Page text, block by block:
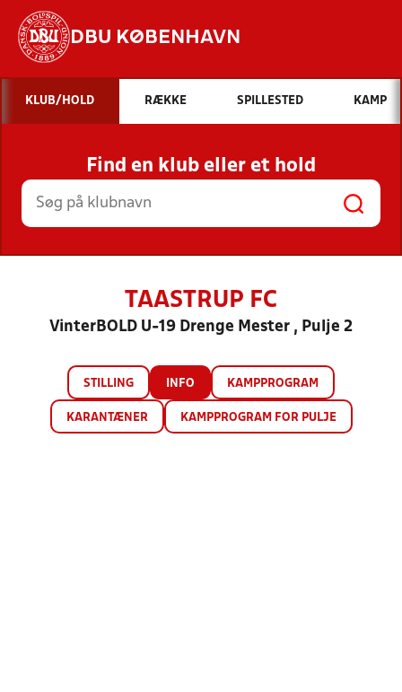
DBU KØBENHAVN
Hvad vil du søge efter?
INDHOLD OG NYHEDER
STILLINGER, RESULTATER, KLUBBER OG
HOLD
KLUB/HOLD RÆKKE SPILLESTED KAMP
Find en klub eller et hold
TAASTRUP FC
VinterBOLD U-19 Drenge Mester , Pulje 2
STILLING INFO KAMPPROGRAM
KARANTÆNER KAMPPROGRAM FOR PULJE